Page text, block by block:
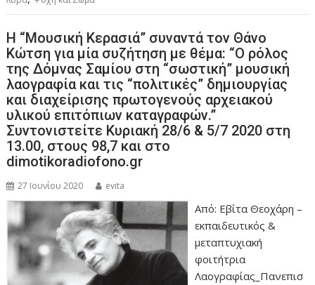
H “Μουσική Κερασιά” συναντά τον Θάνο
Κώτση για μία συζήτηση με θέμα: “Ο ρόλος
της Δόμνας Σαμίου στη “σωστική” μουσική
λαογραφία και τις “πολιτικές” δημιουργίας
και διαχείρισης πρωτογενούς αρχειακού
υλικού επιτόπιων καταγραφών.”
Συντονιστείτε Κυριακή 28/6 & 5/7 2020 στη
13.00, στους 98,7 και στο
dimotikoradiofono.gr
27 Ιουνίου 2020 evita
Από: Εβίτα Θεοχάρη –
εκπαιδευτικός &
μεταπτυχιακή
φοιτήτρια
Λαογραφίας_Πανεπισ